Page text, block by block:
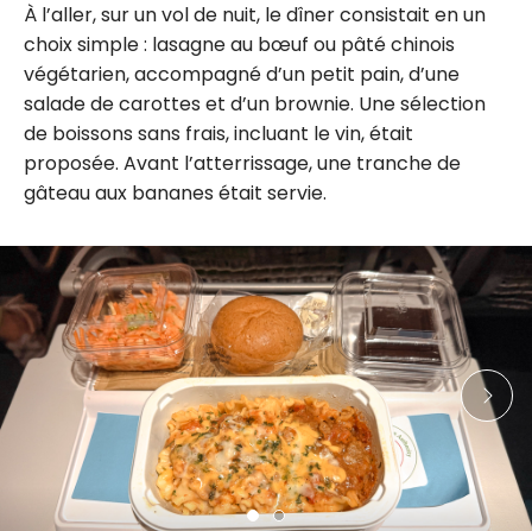
À l’aller, sur un vol de nuit, le dîner consistait en un
choix simple : lasagne au bœuf ou pâté chinois
végétarien, accompagné d’un petit pain, d’une
salade de carottes et d’un brownie. Une sélection
de boissons sans frais, incluant le vin, était
proposée. Avant l’atterrissage, une tranche de
gâteau aux bananes était servie.